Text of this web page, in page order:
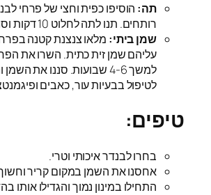
תה: הוסיפו כפית וחצי של פרחי
רותחים. תנו לתה לחלוט 10 דקות וסננו.
שמן ביתי: מלאו צנצנת קטנה
עליהם שמן זית כתית. השרו את
למשך 4-6 שבועות. סננו את
לטיפול בבעיות עור, כאבים
טיפים:
בחרו לבנדר איכותי וטרי.
אחסנו את השמן במקום קריר
התחילו במינון נמוך והגדילו אותו